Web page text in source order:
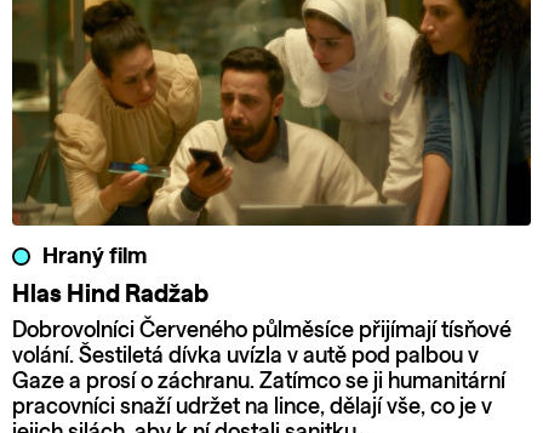
Hraný film
Hlas Hind Radžab
Dobrovolníci Červeného půlměsíce přijímají tísňové
volání. Šestiletá dívka uvízla v autě pod palbou v
Gaze a prosí o záchranu. Zatímco se ji humanitární
pracovníci snaží udržet na lince, dělají vše, co je v